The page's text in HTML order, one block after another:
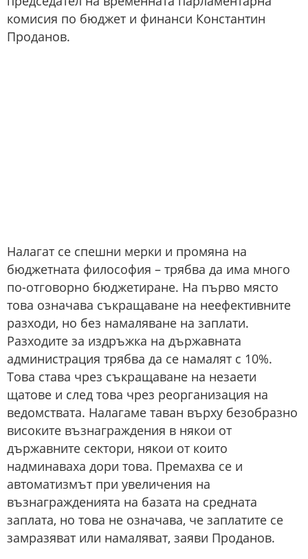
комисия по бюджет и финанси Константин
Проданов.
Налагат се спешни мерки и промяна на
бюджетната философия – трябва да има много
по-отговорно бюджетиране. На първо място
това означава съкращаване на неефективните
разходи, но без намаляване на заплати.
Разходите за издръжка на държавната
администрация трябва да се намалят с 10%.
Това става чрез съкращаване на незаети
щатове и след това чрез реорганизация на
ведомствата. Налагаме таван върху безобразно
високите възнаграждения в някои от
държавните сектори, някои от които
надминаваха дори това. Премахва се и
автоматизмът при увеличения на
възнагражденията на базата на средната
заплата, но това не означава, че заплатите се
замразяват или намаляват, заяви Проданов.